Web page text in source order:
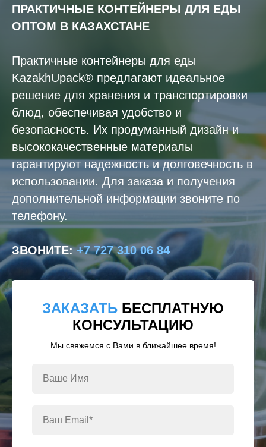
ПРАКТИЧНЫЕ КОНТЕЙНЕРЫ ДЛЯ ЕДЫ
ОПТОМ В КАЗАХСТАНЕ
Практичные контейнеры для еды
KazakhUpack® предлагают идеальное
решение для хранения и транспортировки
блюд, обеспечивая удобство и
безопасность. Их продуманный дизайн и
высококачественные материалы
гарантируют надежность и долговечность в
использовании. Для заказа и получения
дополнительной информации звоните по
телефону.
ЗВОНИТЕ:+7 727 310 06 84
ЗАКАЗАТЬ БЕСПЛАТНУЮ
КОНСУЛЬТАЦИЮ
Мы свяжемся с Вами в ближайшее время!